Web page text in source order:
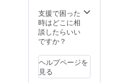
ジェク
トにま
つわる
厳選
をお送
りしま
す！
組みを
徹底取
材。冊
子に１
しっか
りと記
事広告
支援で困った
時はどこに相
談したらいい
ですか？
ヘルプページを
見る